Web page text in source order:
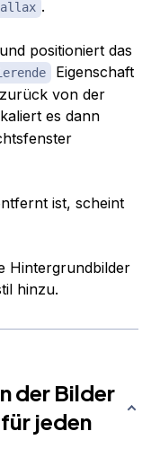
.
positioniert das
Eigenschaft
von der
es dann
ist, scheint
Hintergrundbilder
hinzu.
der Bilder
jeden